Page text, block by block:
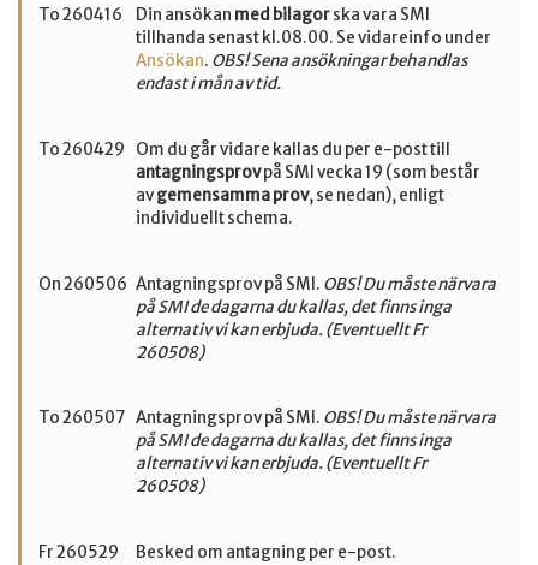
To 260416 Din ansökan med bilagorska vara SMI
tillhanda senast kl.08.00. Se vidareinfo under
Ansökan. OBS! Sena ansökningar behandlas
endast i mån av tid.
To 260429
Om du går vidare kallas du per e-post till
antagningsprovpå SMI vecka 19 (som består
avgemensamma prov, se nedan), enligt
individuellt schema.
On 260506 Antagningsprov på SMI. OBS! Du måste närvara
på SMI de dagarna du kallas, det finns inga
alternativ vi kan erbjuda. (Eventuellt Fr
260508)
To 260507 Antagningsprov på SMI. OBS! Du måste närvara
på SMI de dagarna du kallas, det finns inga
alternativ vi kan erbjuda. (Eventuellt Fr
260508)
Fr 260529 Besked om antagning per e-post.